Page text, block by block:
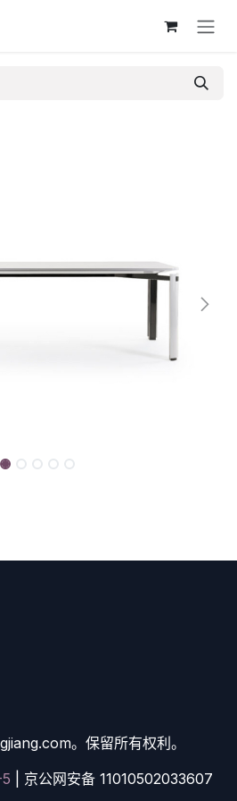
。保留所有权利。
| 京公网安备 11010502033607